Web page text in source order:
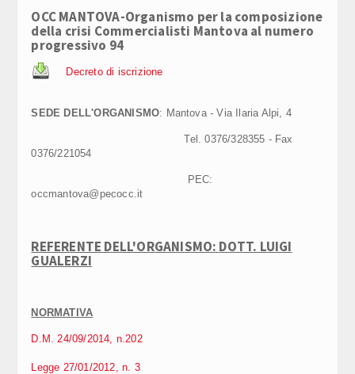
OCC MANTOVA-Organismo per la composizione
della crisi Commercialisti Mantova al numero
progressivo 94
Decreto di iscrizione
SEDE DELL'ORGANISMO: Mantova - Via Ilaria Alpi, 4
Tel. 0376/328355 - Fax
0376/221054
PEC:
occmantova@pecocc.it
REFERENTE DELL'ORGANISMO: DOTT. LUIGI
GUALERZI
NORMATIVA
D.M. 24/09/2014, n.202
Legge 27/01/2012, n. 3